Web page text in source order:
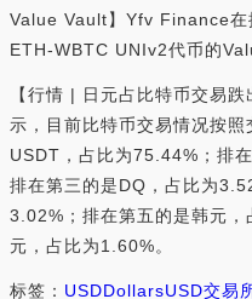
Value Vault】Yfv Finance在
ETH-WBTC UNIv2代币的
【行情 | 日元占比特币交易
示，目前比特币交易情况按
USDT，占比为75.44%；排
排在第三的是DQ，占比为
3.02%；排在第五的是韩元
元，占比为1.60%。
标签： USDDollarsUSD交易